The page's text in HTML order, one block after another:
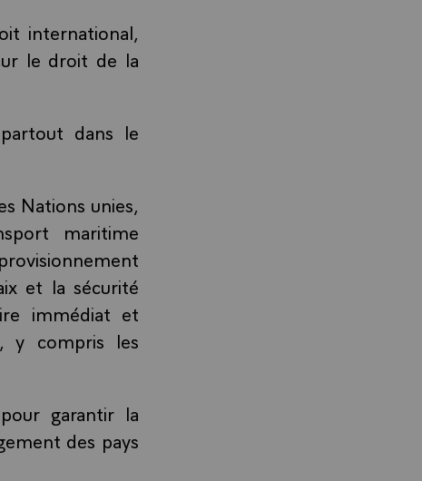
international,
le droit de la
dans le
Nations unies,
maritime
et la sécurité
immédiat et
y compris les
garantir la
des pays